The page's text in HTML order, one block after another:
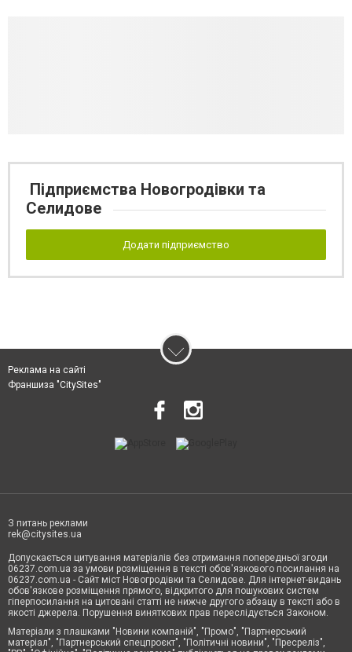
Підприємства Новогродівки та
Селидове
Додати підприємство
Реклама на сайті
Франшиза "CitySites"
З питань реклами
rek@citysites.ua
Допускається цитування матеріалів без отримання попередньої згоди
06237.com.ua за умови розміщення в тексті обов'язкового посилання на
06237.com.ua - Сайт міст Новогродівки та Селидове. Для інтернет-видань
обов'язкове розміщення прямого, відкритого для пошукових систем
гіперпосилання на цитовані статті не нижче другого абзацу в тексті або в
якості джерела. Порушення виняткових прав переслідується Законом.
Матеріали з плашками "Новини компаній", "Промо", "Партнерський
матеріал", "Партнерський спецпроєкт", "Політичні новини", "Пресреліз",